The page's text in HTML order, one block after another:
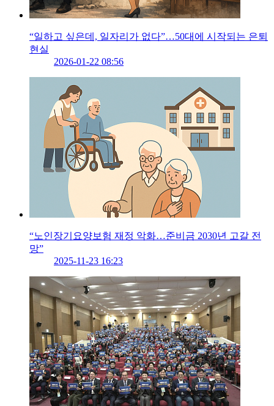
“일하고 싶은데, 일자리가 없다”…50대에 시작되는 은퇴
현실
2026-01-22 08:56
“노인장기요양보험 재정 악화…준비금 2030년 고갈 전
망”
2025-11-23 16:23